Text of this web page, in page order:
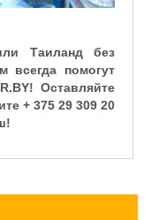
Таиланд без
всегда помогут
.BY! Оставляйте
+ 375 29 309 20